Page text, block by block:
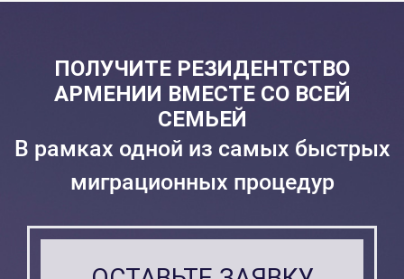
ПОЛУЧИТЕ РЕЗИДЕНТСТВО
АРМЕНИИ ВМЕСТЕ СО ВСЕЙ
СЕМЬЕЙ
В рамках одной из самых быстрых
миграционных процедур